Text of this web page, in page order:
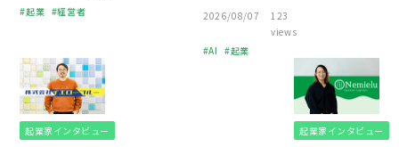
起業
経営者
2026/08/07
123
views
AI
起業
起業家インタビュー 起業家インタビュー